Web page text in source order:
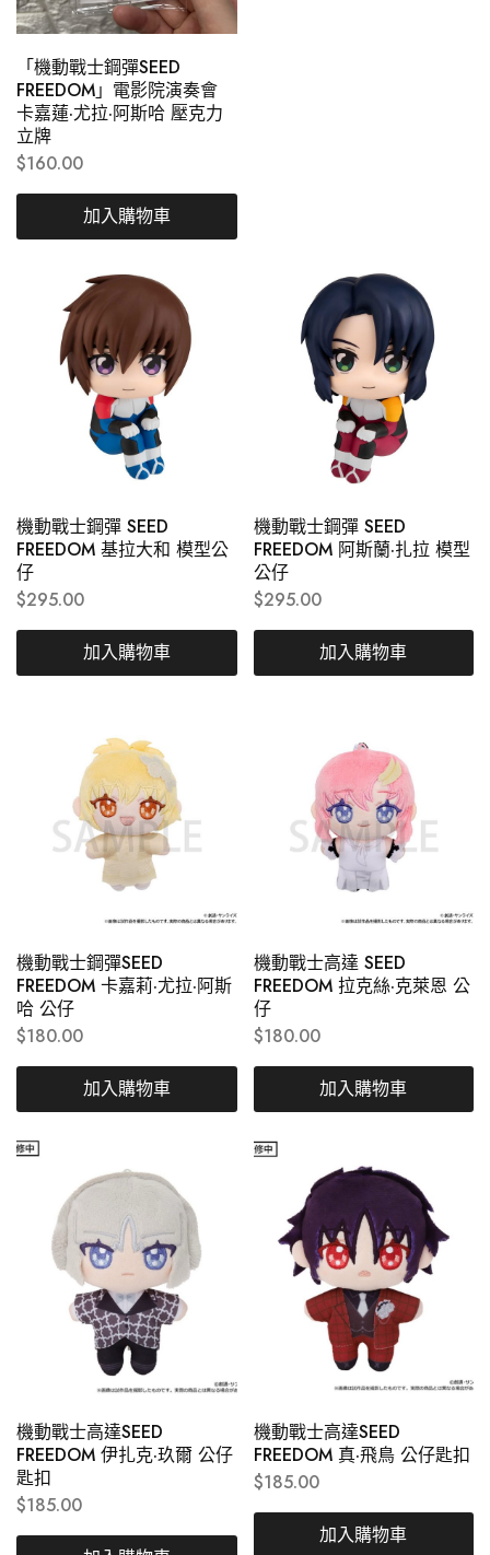
「機動戰士鋼彈SEED
FREEDOM」電影院演奏會
卡嘉蓮·尤拉·阿斯哈 壓克力
立牌
$160.00
加入購物車
機動戰士鋼彈 SEED
FREEDOM 基拉大和 模型公
仔
$295.00
加入購物車
機動戰士鋼彈 SEED
FREEDOM 阿斯蘭·扎拉 模型
公仔
$295.00
加入購物車
機動戰士鋼彈SEED
FREEDOM 卡嘉莉·尤拉·阿斯
哈 公仔
$180.00
加入購物車
機動戰士高達 SEED
FREEDOM 拉克絲·克萊恩 公
仔
$180.00
加入購物車
機動戰士高達SEED
FREEDOM 伊扎克·玖爾 公仔
匙扣
$185.00
機動戰士高達SEED
FREEDOM 真·飛鳥 公仔匙扣
$185.00
加入購物車